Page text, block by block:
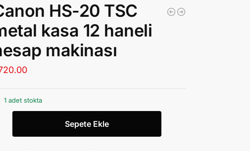
HS-20 TSC
kasa 12 haneli
makinası
1 adet stokta
Sepete Ekle